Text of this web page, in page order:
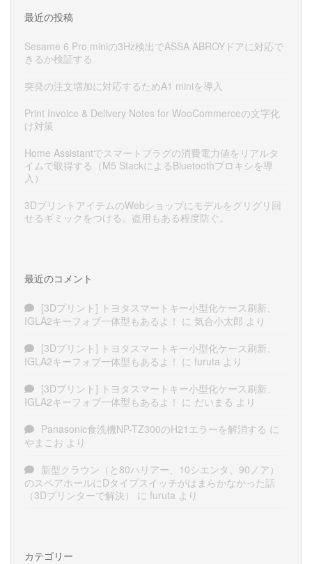
最近の投稿
Sesame 6 Pro miniの3Hz検出でASSA ABROYドアに対応で
きるか検証する
突発の注文増加に対応するためA1 miniを導入
Print Invoice & Delivery Notes for WooCommerceの文字化
け対策
Home Assistantでスマートプラグの消費電力値をリアルタ
イムで取得する（M5 StackによるBluetoothプロキシを導
入）
3DプリントアイテムのWebショップにモデルをグリグリ回
せるギミックをつける。盗用もある程度防ぐ。
最近のコメント
[3Dプリント] トヨタスマートキー小型化ケース刷新、
IGLA2キーフォブ一体型もあるよ！ に 気合小太郎 より
[3Dプリント] トヨタスマートキー小型化ケース刷新、
IGLA2キーフォブ一体型もあるよ！ に furuta より
[3Dプリント] トヨタスマートキー小型化ケース刷新、
IGLA2キーフォブ一体型もあるよ！ に だいまる より
Panasonic食洗機NP-TZ300のH21エラーを解消する に
やまこお より
新型クラウン（と80ハリアー、10シエンタ、90ノア）
のスペアホールにDタイプスイッチがはまらかなかった話
（3Dプリンターで解決）
に furuta より
カテゴリー